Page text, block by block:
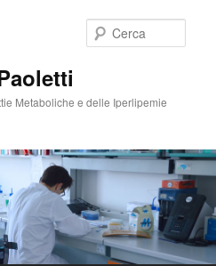
Metaboliche e delle Iperlipemie